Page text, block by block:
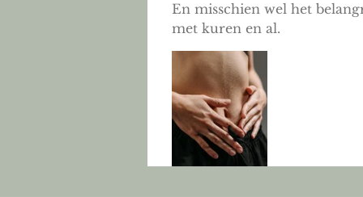
En misschien wel het
met kuren en al.